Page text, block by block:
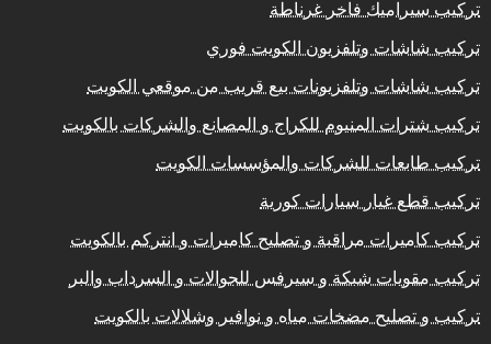
تركيب سيراميك فاخر غرناطة
تركيب شاشات وتلفزيون الكويت فوري
تركيب شاشات وتلفزيونات بيع قريب من موقعي الكويت
تركيب شترات المنيوم للكراج و المصانع والشركات بالكويت
تركيب طابعات للشركات والمؤسسات الكويت
تركيب قطع غيار سيارات كورية
تركيب كاميرات مراقبة و تصليح كاميرات و انتركم بالكويت
تركيب مقويات شبكة و سيرفس للجوالات و السرداب والبر
تركيب و تصليح مضخات مياه و نوافير وشلالات بالكويت